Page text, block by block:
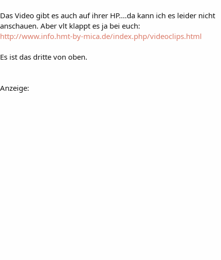
Das Video gibt es auch auf ihrer HP....da kann ich es leider nicht
anschauen. Aber vlt klappt es ja bei euch:
http://www.info.hmt-by-mica.de/index.php/videoclips.html
Es ist das dritte von oben.
Anzeige: